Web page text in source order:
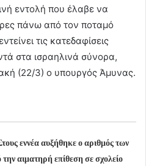
εντολή που έλαβε να
πάνω από τον ποταμό
τις κατεδαφίσεις
στα ισραηλινά σύνορα,
(22/3) ο υπουργός Άμυνας.
εννέα αυξήθηκε ο αριθμός των
αιματηρή επίθεση σε σχολείο